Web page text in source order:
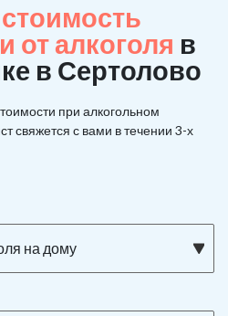
стоимость
от алкоголя в
в Сертолово
при алкогольном
свяжется с вами в течении 3-х
на дому